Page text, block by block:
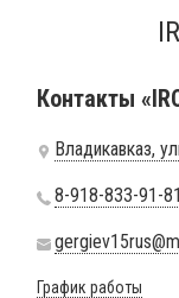
Контакты
Владикавказ,
8-918-833-91-81
График работы